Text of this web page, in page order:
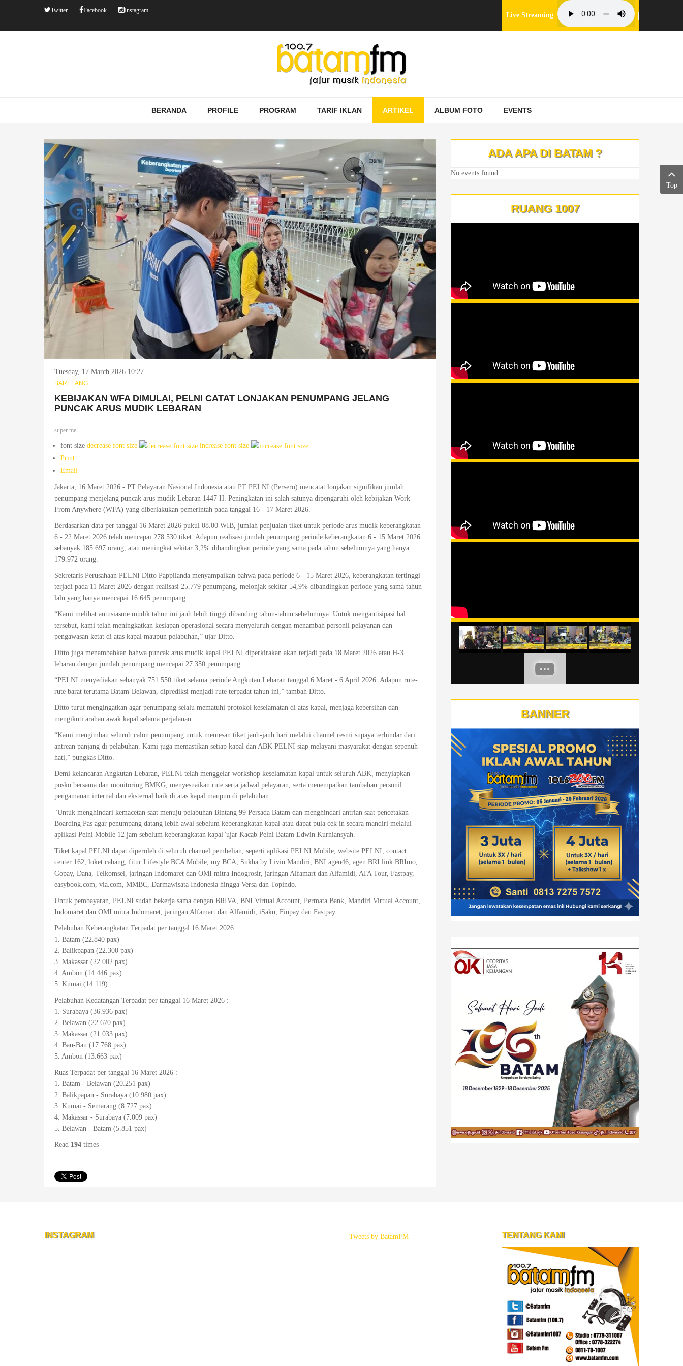
Twitter Facebook Instagram
Live Streaming
BERANDA PROFILE PROGRAM TARIF IKLAN ARTIKEL ALBUM FOTO EVENTS
Tuesday, 17 March 2026 10:27
BARELANG
KEBIJAKAN WFA DIMULAI, PELNI CATAT LONJAKAN PENUMPANG JELANG
PUNCAK ARUS MUDIK LEBARAN
super me
font size decrease font size
increase font size
Print
Email
Jakarta, 16 Maret 2026 - PT Pelayaran Nasional Indonesia atau PT PELNI (Persero) mencatat lonjakan signifikan jumlah
penumpang menjelang puncak arus mudik Lebaran 1447 H. Peningkatan ini salah satunya dipengaruhi oleh kebijakan Work
From Anywhere (WFA) yang diberlakukan pemerintah pada tanggal 16 - 17 Maret 2026.
Berdasarkan data per tanggal 16 Maret 2026 pukul 08.00 WIB, jumlah penjualan tiket untuk periode arus mudik keberangkatan
6 - 22 Maret 2026 telah mencapai 278.530 tiket. Adapun realisasi jumlah penumpang periode keberangkatan 6 - 15 Maret 2026
sebanyak 185.697 orang, atau meningkat sekitar 3,2% dibandingkan periode yang sama pada tahun sebelumnya yang hanya
179.972 orang.
Sekretaris Perusahaan PELNI Ditto Pappilanda menyampaikan bahwa pada periode 6 - 15 Maret 2026, keberangkatan tertinggi
terjadi pada 11 Maret 2026 dengan realisasi 25.779 penumpang, melonjak sekitar 54,9% dibandingkan periode yang sama tahun
lalu yang hanya mencapai 16.645 penumpang.
“Kami melihat antusiasme mudik tahun ini jauh lebih tinggi dibanding tahun-tahun sebelumnya. Untuk mengantisipasi hal
tersebut, kami telah meningkatkan kesiapan operasional secara menyeluruh dengan menambah personil pelayanan dan
pengawasan ketat di atas kapal maupun pelabuhan,” ujar Ditto.
Ditto juga menambahkan bahwa puncak arus mudik kapal PELNI diperkirakan akan terjadi pada 18 Maret 2026 atau H-3
lebaran dengan jumlah penumpang mencapai 27.350 penumpang.
“PELNI menyediakan sebanyak 751.550 tiket selama periode Angkutan Lebaran tanggal 6 Maret - 6 April 2026. Adapun rute-
rute barat terutama Batam-Belawan, diprediksi menjadi rute terpadat tahun ini,” tambah Ditto.
Ditto turut mengingatkan agar penumpang selalu mematuhi protokol keselamatan di atas kapal, menjaga kebersihan dan
mengikuti arahan awak kapal selama perjalanan.
“Kami mengimbau seluruh calon penumpang untuk memesan tiket jauh-jauh hari melalui channel resmi supaya terhindar dari
antrean panjang di pelabuhan. Kami juga memastikan setiap kapal dan ABK PELNI siap melayani masyarakat dengan sepenuh
hati,” pungkas Ditto.
Demi kelancaran Angkutan Lebaran, PELNI telah menggelar workshop keselamatan kapal untuk seluruh ABK, menyiapkan
posko bersama dan monitoring BMKG, menyesuaikan rute serta jadwal pelayaran, serta menempatkan tambahan personil
pengamanan internal dan eksternal baik di atas kapal maupun di pelabuhan.
"Untuk menghindari kemacetan saat menuju pelabuhan Bintang 99 Persada Batam dan menghindari antrian saat pencetakan
Boarding Pas agar penumpang datang lebih awal sebelum keberangkatan kapal atau dapat pula cek in secara mandiri melalui
aplikasi Pelni Mobile 12 jam sebelum keberangkatan kapal"ujar Kacab Pelni Batam Edwin Kurniansyah.
Tiket kapal PELNI dapat diperoleh di seluruh channel pembelian, seperti aplikasi PELNI Mobile, website PELNI, contact
center 162, loket cabang, fitur Lifestyle BCA Mobile, my BCA, Sukha by Livin Mandiri, BNI agen46, agen BRI link BRImo,
Gopay, Dana, Telkomsel, jaringan Indomaret dan OMI mitra Indogrosir, jaringan Alfamart dan Alfamidi, ATA Tour, Fastpay,
easybook.com, via.com, MMBC, Darmawisata Indonesia hingga Versa dan Topindo.
Untuk pembayaran, PELNI sudah bekerja sama dengan BRIVA, BNI Virtual Account, Permata Bank, Mandiri Virtual Account,
Indomaret dan OMI mitra Indomaret, jaringan Alfamart dan Alfamidi, iSaku, Finpay dan Fastpay.
Pelabuhan Keberangkatan Terpadat per tanggal 16 Maret 2026 :
1. Batam (22.840 pax)
2. Balikpapan (22.300 pax)
3. Makassar (22.002 pax)
4. Ambon (14.446 pax)
5. Kumai (14.119)
Pelabuhan Kedatangan Terpadat per tanggal 16 Maret 2026 :
1. Surabaya (36.936 pax)
2. Belawan (22.670 pax)
3. Makassar (21.033 pax)
4. Bau-Bau (17.768 pax)
5. Ambon (13.663 pax)
Ruas Terpadat per tanggal 16 Maret 2026 :
1. Batam - Belawan (20.251 pax)
2. Balikpapan - Surabaya (10.980 pax)
3. Kumai - Semarang (8.727 pax)
4. Makassar - Surabaya (7.009 pax)
5. Belawan - Batam (5.851 pax)
Read 194 times
ADA APA DI BATAM ?
No events found
RUANG 1007
BANNER
INSTAGRAM Tweets by BatamFM TENTANG KAMI
Top